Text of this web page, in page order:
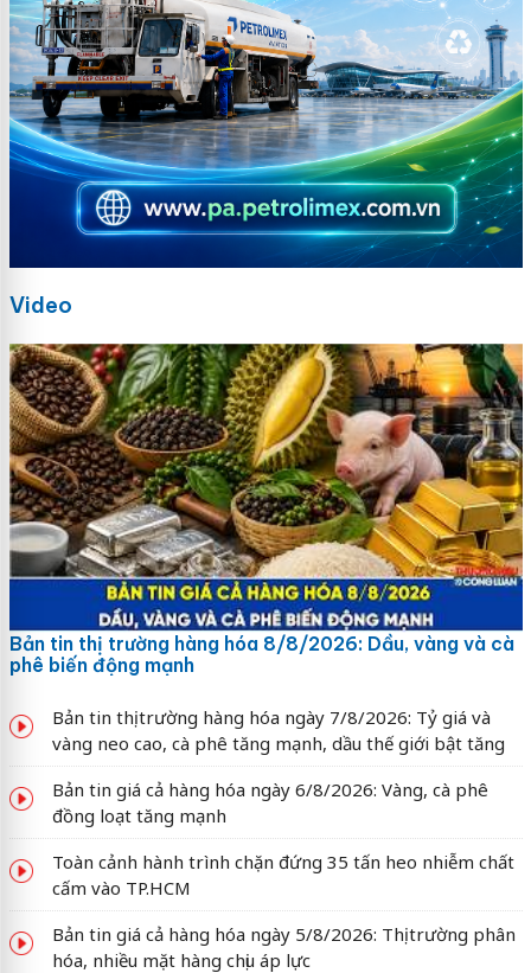
Video
Bản tin thị trường hàng hóa 8/8/2026: Dầu, vàng và cà
phê biến động mạnh
Bản tin thị trường hàng hóa ngày 7/8/2026: Tỷ giá và
vàng neo cao, cà phê tăng mạnh, dầu thế giới bật tăng
Bản tin giá cả hàng hóa ngày 6/8/2026: Vàng, cà phê
đồng loạt tăng mạnh
Toàn cảnh hành trình chặn đứng 35 tấn heo nhiễm chất
cấm vào TP.HCM
Bản tin giá cả hàng hóa ngày 5/8/2026: Thị trường phân
hóa, nhiều mặt hàng chịu áp lực